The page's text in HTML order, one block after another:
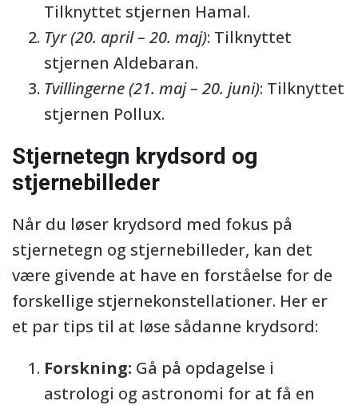
Tilknyttet stjernen Hamal.
Tyr (20. april – 20. maj): Tilknyttet
stjernen Aldebaran.
Tvillingerne (21. maj – 20. juni): Tilknyttet
stjernen Pollux.
Stjernetegn krydsord og
stjernebilleder
Når du løser krydsord med fokus på
stjernetegn og stjernebilleder, kan det
være givende at have en forståelse for de
forskellige stjernekonstellationer. Her er
et par tips til at løse sådanne krydsord:
Forskning: Gå på opdagelse i
astrologi og astronomi for at få en